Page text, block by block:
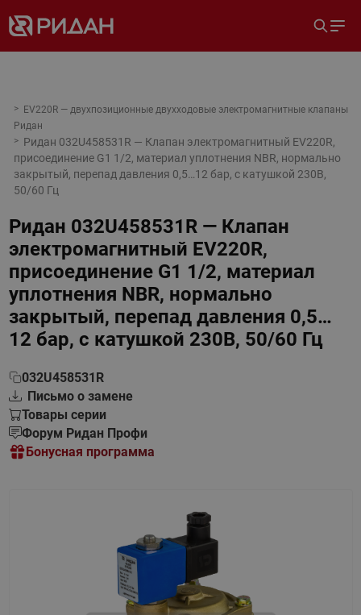
EV220R — двухпозиционные двухходовые электромагнитные клапаны
Ридан
Ридан 032U458531R — Клапан электромагнитный EV220R,
присоединение G1 1/2, материал уплотнения NBR, нормально
закрытый, перепад давления 0,5…12 бар, с катушкой 230В,
50/60 Гц
Ридан 032U458531R — Клапан
электромагнитный EV220R,
присоединение G1 1/2, материал
уплотнения NBR, нормально
закрытый, перепад давления 0,5…
12 бар, с катушкой 230В, 50/60 Гц
032U458531R
Письмо о замене
Товары серии
Форум Ридан Профи
Бонусная программа